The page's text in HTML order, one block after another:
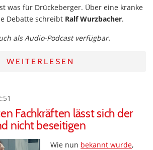
was für Drückeberger. Über eine kranke
Debatte schreibt Ralf Wurzbacher.
als Audio-Podcast verfügbar.
WEITERLESEN
Fachkräften lässt sich der
nicht beseitigen
Wie nun bekannt wurde,